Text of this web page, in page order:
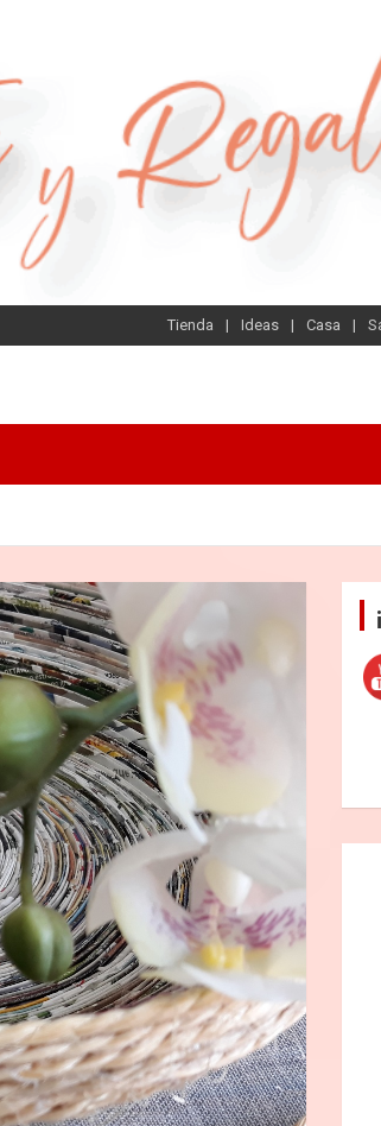
Tienda Ideas Casa